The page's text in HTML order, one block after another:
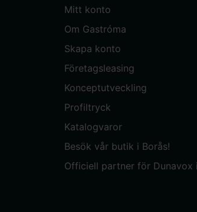
Mitt konto
Om Gastróma
Skapa konto
Företagsleasing
Konceptutveckling
Profiltryck
Katalogvaror
Besök vår butik i Borås!
Officiell partner för Dunavox